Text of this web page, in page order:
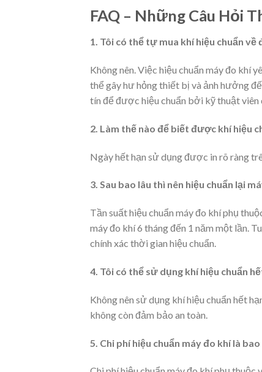
FAQ – Những Câu Hỏi
1. Tôi có thể tự mua khí hiệu chuẩn
Không nên. Việc hiệu chuẩn máy đo khí
thể gây hư hỏng thiết bị và ảnh hưởng
tín để được hiệu chuẩn bởi kỹ thuật viên
2. Làm thế nào để biết được khí hiệu
Ngày hết hạn sử dụng được in rõ ràng
3. Sau bao lâu thì nên hiệu chuẩn lại
Tần suất hiệu chuẩn máy đo khí phụ
máy đo khí 6 tháng đến 1 năm một lần.
chính xác thời gian hiệu chuẩn.
4. Tôi có thể sử dụng khí hiệu chuẩn
Không nên sử dụng khí hiệu chuẩn hết
không còn đảm bảo an toàn.
5. Chi phí hiệu chuẩn máy đo khí là bao